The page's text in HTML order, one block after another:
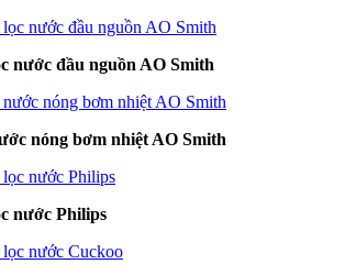
nước đầu nguồn AO Smith
nóng bơm nhiệt AO Smith
nước Philips